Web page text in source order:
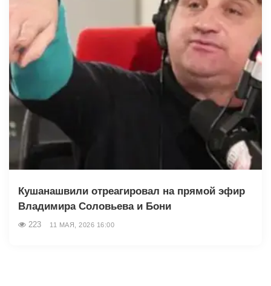
Кушанашвили отреагировал на прямой эфир
Владимира Соловьева и Бони
223 11 МАЯ, 2026 16:00